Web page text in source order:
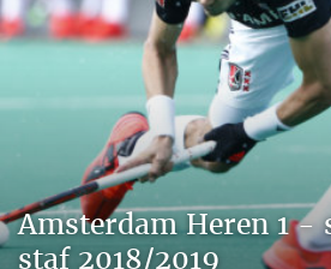
Amsterdam Heren 1 -
staf 2018/2019